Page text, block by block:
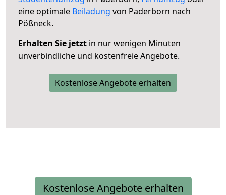
eine optimale Beiladung von Paderborn nach
Pößneck.
Erhalten Sie jetzt in nur wenigen Minuten
unverbindliche und kostenfreie Angebote.
Kostenlose Angebote erhalten
Kostenlose Angebote erhalten